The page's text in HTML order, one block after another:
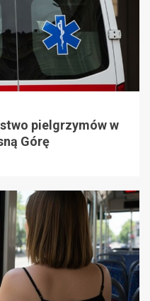
pielgrzymów w
Górę